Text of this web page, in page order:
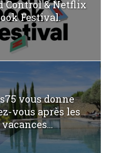
Control & Netflix
Festival.
vous donne
vous après les
vacances...